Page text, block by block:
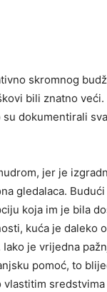
skromnog
bili znatno
su dokumentirali
jer je
gledalaca.
koja im je bila
kuća je daleko
je vrijedna
pomoć, to